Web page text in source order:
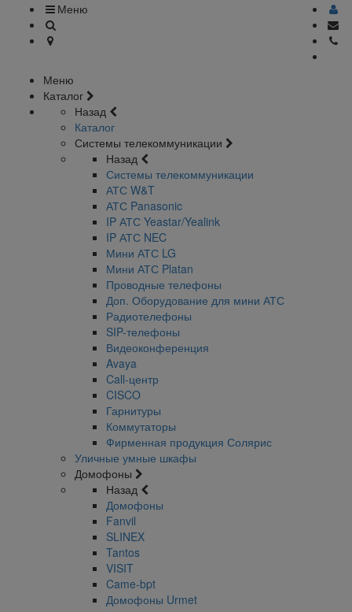
Меню
Меню
Каталог
Назад
Каталог
Системы телекоммуникации
Назад
Системы телекоммуникации
АТС W&T
АТС Panasonic
IP АТС Yeastar/Yealink
IP АТС NEC
Мини АТС LG
Мини АТС Platan
Проводные телефоны
Доп. Оборудование для мини АТС
Радиотелефоны
SIP-телефоны
Видеоконференция
Avaya
Call-центр
CISCO
Гарнитуры
Коммутаторы
Фирменная продукция Солярис
Уличные умные шкафы
Домофоны
Назад
Домофоны
Fanvil
SLINEX
Tantos
VISIT
Came-bpt
Домофоны Urmet